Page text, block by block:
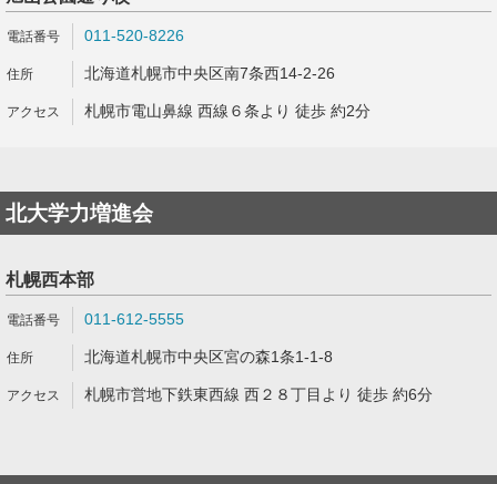
011-520-8226
北海道札幌市中央区南7条西14-2-26
札幌市電山鼻線 西線６条より 徒歩 約2分
北大学力増進会
札幌西本部
011-612-5555
北海道札幌市中央区宮の森1条1-1-8
札幌市営地下鉄東西線 西２８丁目より 徒歩 約6分